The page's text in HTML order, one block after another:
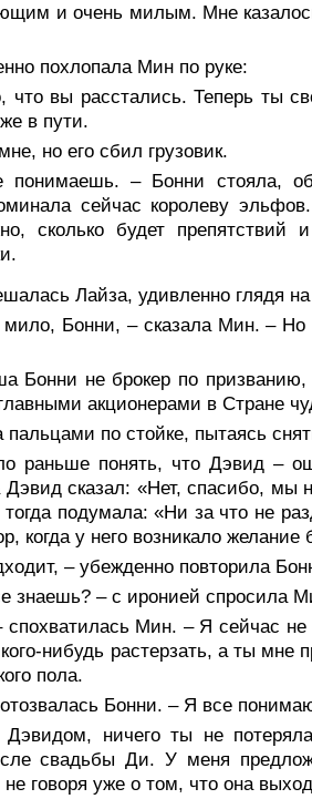
и очень милым. Мне
похлопала Мин по руке:
вы расстались. Теперь ты
в пути.
но его сбил грузовик.
– Бонни стояла,
сейчас королеву
сколько будет
Лайза, удивленно глядя
мило, Бонни, – сказала Мин. –
Бонни не брокер по
акционерами в Стране
по стойке, пытаясь
раньше понять, что Дэвид –
сказал: «Нет, спасибо, мы
подумала: «Ни за что не
когда у него возникало
– убежденно повторила
знаешь? – с иронией спросила
Мин. – Я сейчас
нибудь растерзать, а ты
пола.
Бонни. – Я все
ничего ты не
свадьбы Ди. У меня
говоря уже о том, что она